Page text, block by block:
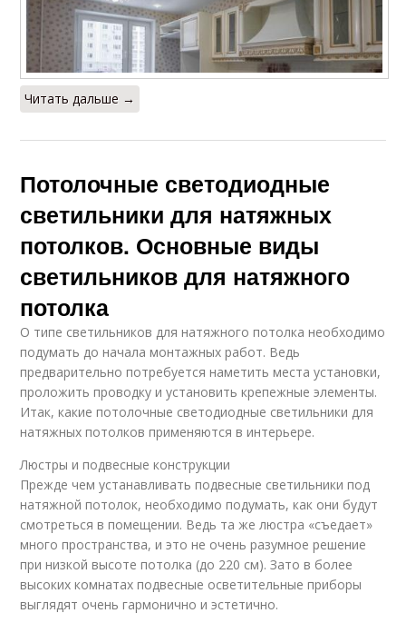
Читать дальше →
Потолочные светодиодные
светильники для натяжных
потолков. Основные виды
светильников для натяжного
потолка
О типе светильников для натяжного потолка необходимо
подумать до начала монтажных работ. Ведь
предварительно потребуется наметить места установки,
проложить проводку и установить крепежные элементы.
Итак, какие потолочные светодиодные светильники для
натяжных потолков применяются в интерьере.
Люстры и подвесные конструкции
Прежде чем устанавливать подвесные светильники под
натяжной потолок, необходимо подумать, как они будут
смотреться в помещении. Ведь та же люстра «съедает»
много пространства, и это не очень разумное решение
при низкой высоте потолка (до 220 см). Зато в более
высоких комнатах подвесные осветительные приборы
выглядят очень гармонично и эстетично.